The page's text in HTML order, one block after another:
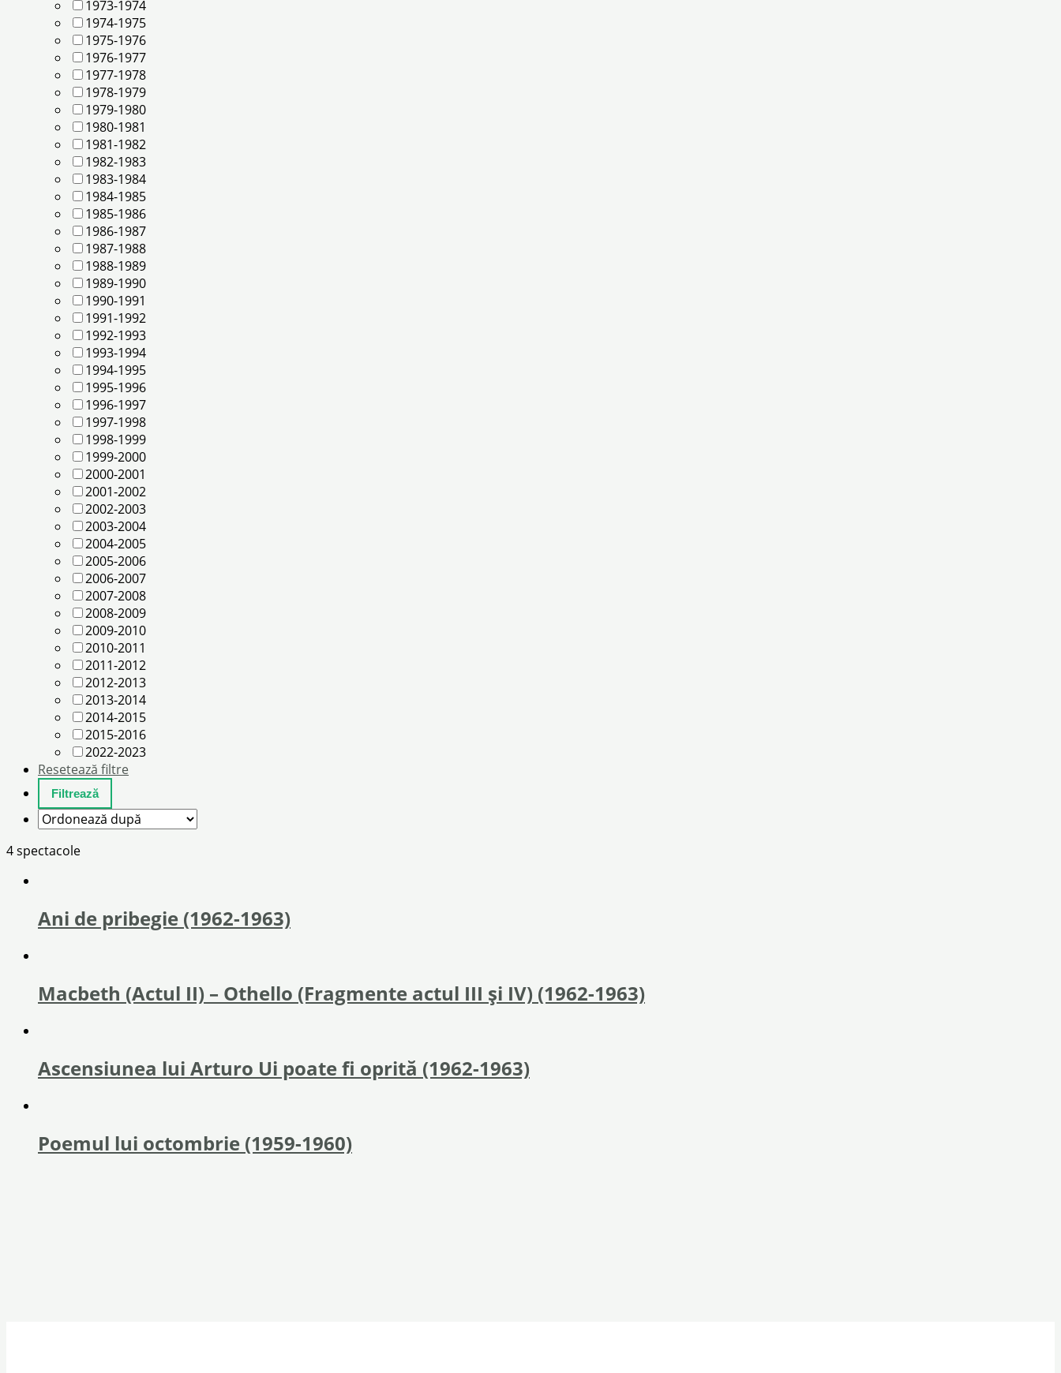
1973-1974
1974-1975
1975-1976
1976-1977
1977-1978
1978-1979
1979-1980
1980-1981
1981-1982
1982-1983
1983-1984
1984-1985
1985-1986
1986-1987
1987-1988
1988-1989
1989-1990
1990-1991
1991-1992
1992-1993
1993-1994
1994-1995
1995-1996
1996-1997
1997-1998
1998-1999
1999-2000
2000-2001
2001-2002
2002-2003
2003-2004
2004-2005
2005-2006
2006-2007
2007-2008
2008-2009
2009-2010
2010-2011
2011-2012
2012-2013
2013-2014
2014-2015
2015-2016
2022-2023
Resetează filtre
4 spectacole
Ani de pribegie (1962-1963)
Macbeth (Actul II) – Othello (Fragmente actul III și IV) (1962-1963)
Ascensiunea lui Arturo Ui poate fi oprită (1962-1963)
Poemul lui octombrie (1959-1960)